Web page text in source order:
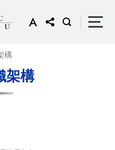
構
架構